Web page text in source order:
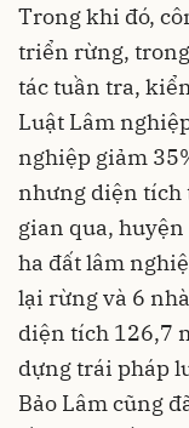
Trong khi đó,
triển rừng,
tác tuần tra,
Luật Lâm
nghiệp giảm
nhưng diện tích
gian qua, huyện
ha đất lâm
lại rừng và 6
diện tích 126,7
dựng trái pháp
Bảo Lâm cũng